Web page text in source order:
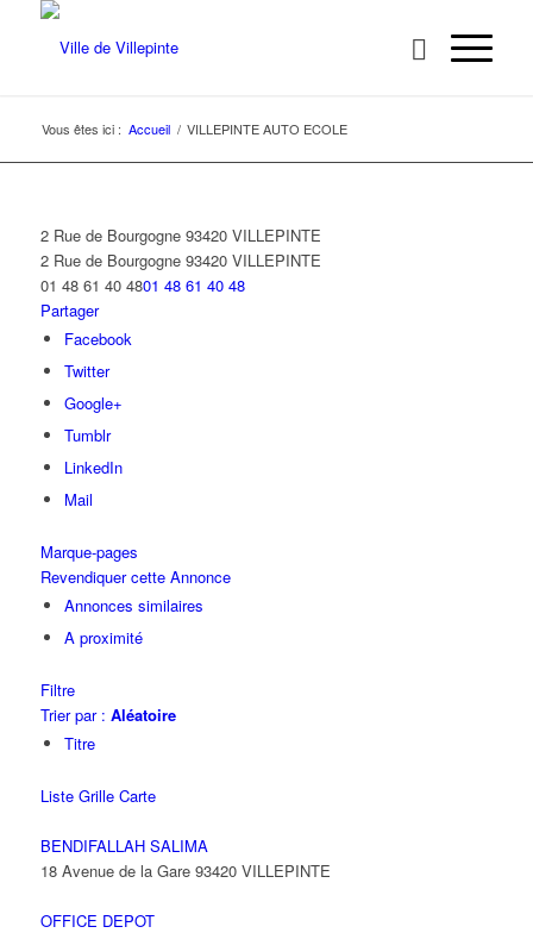
Vous êtes ici : Accueil / VILLEPINTE AUTO ECOLE
2 Rue de Bourgogne 93420 VILLEPINTE
2 Rue de Bourgogne 93420 VILLEPINTE
01 48 61 40 4801 48 61 40 48
Partager
Facebook
Twitter
Google+
Tumblr
LinkedIn
Mail
Marque-pages
Revendiquer cette Annonce
Annonces similaires
A proximité
Filtre
Trier par : Aléatoire
Titre
Liste Grille Carte
BENDIFALLAH SALIMA
18 Avenue de la Gare 93420 VILLEPINTE
OFFICE DEPOT